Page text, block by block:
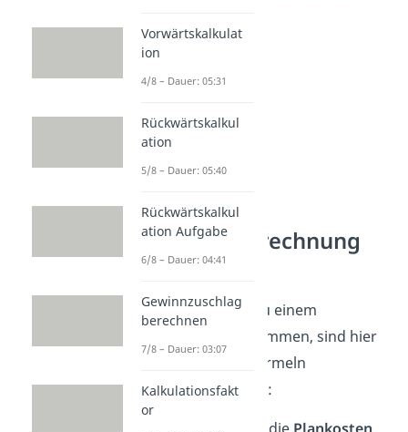
Plankostenrechnung
Formeln
Bevor wir gleich zu einem
Rechenbeispiel kommen, sind hier
die wichtigsten Formeln
zusammengefasst:
Vorwärtskalkulat
ion
4/8 – Dauer: 05:31
Rückwärtskalkul
ation
5/8 – Dauer: 05:40
Rückwärtskalkul
ation Aufgabe
6/8 – Dauer: 04:41
Gewinnzuschlag
berechnen
7/8 – Dauer: 03:07
Kalkulationsfakt
or